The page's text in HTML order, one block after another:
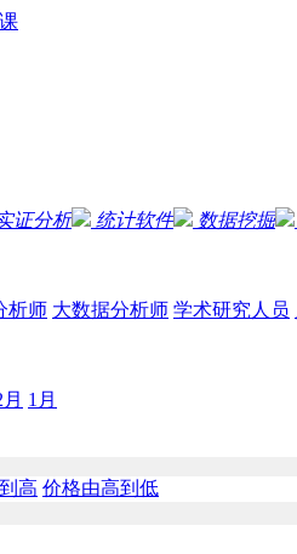
证分析 统计软件 数据挖掘
析师 大数据分析师 学术研究人员
1月
高 价格由高到低